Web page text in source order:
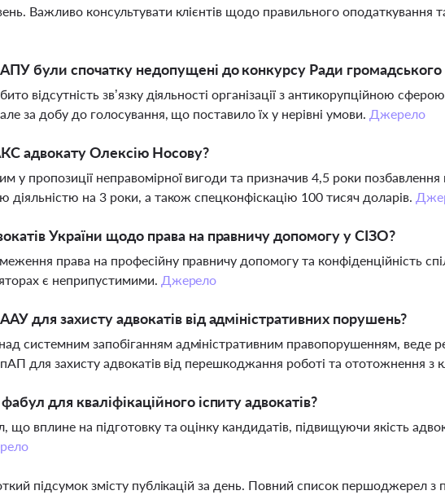
Важливо консультувати клієнтів щодо правильного оподаткування
були спочатку недопущені до конкурсу Ради
відсутність зв’язку діяльності організації з антикорупційною
за добу до голосування, що поставило їх у нерівні умови. Джерело
адвокату Олексію Носову?
у пропозиції неправомірної вигоди та призначив 4,5 роки позбавлення
діяльністю на 3 роки, а також спецконфіскацію 100 тисяч доларів.
України щодо права на правничу допомогу у СІЗО?
права на професійну правничу допомогу та конфіденційність
є неприпустимими. Джерело
для захисту адвокатів від адміністративних порушень?
системним запобіганням адміністративним правопорушенням, веде
для захисту адвокатів від перешкоджання роботі та ототожнення з
для кваліфікаційного іспиту адвокатів?
вплине на підготовку та оцінку кандидатів, підвищуючи якість
підсумок змісту публікацій за день. Повний список першоджерел з